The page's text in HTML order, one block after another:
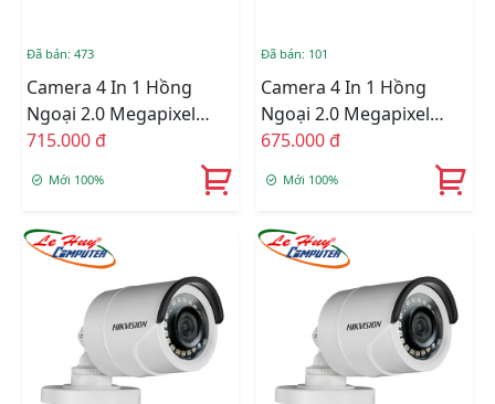
Đã bán: 473
Camera 4 In 1 Hồng
Ngoại 2.0 Megapixel
HIKVISION DS-
715.000 đ
Mới 100%
Đã bán: 101
Camera 4 In 1 Hồng
Ngoại 2.0 Megapixel
HIKVISION DS-
675.000 đ
Mới 100%